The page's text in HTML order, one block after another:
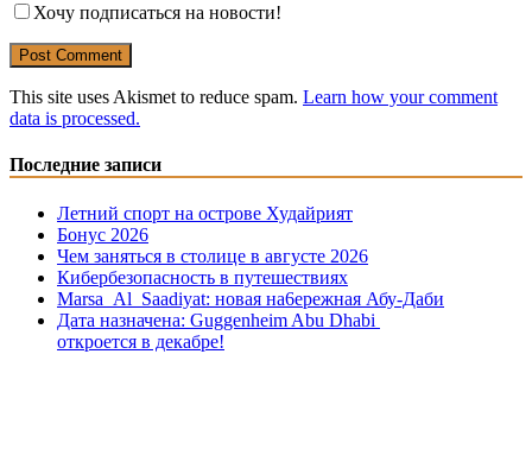
Хочу подписаться на новости!
This site uses Akismet to reduce spam. Learn how your comment
data is processed.
Последние записи
Летний спорт на острове Худайрият
Бонус 2026
Чем заняться в столице в августе 2026
Кибербезопасность в путешествиях
Marsa Al Saadiyat: новая на6ережная Абу-Даби
Дата назначена: Guggenheim Abu Dhabi
откроется в декабре!